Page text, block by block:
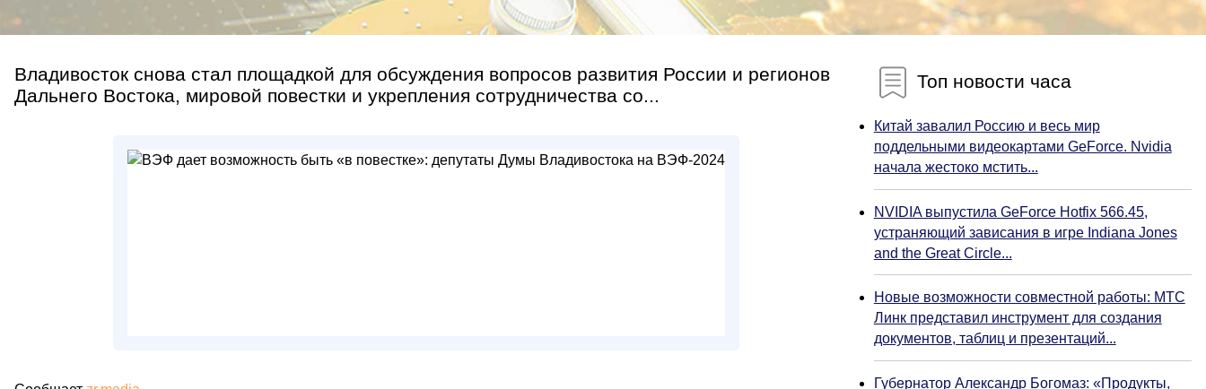
Владивосток снова стал площадкой для обсуждения вопросов развития России и регионов
Дальнего Востока, мировой повестки и укрепления сотрудничества со...
Топ новости часа
Китай завалил Россию и весь мир
поддельными видеокартами GeForce. Nvidia
начала жестоко мстить...
NVIDIA выпустила GeForce Hotfix 566.45,
устраняющий зависания в игре Indiana Jones
and the Great Circle...
Новые возможности совместной работы: МТС
Линк представил инструмент для создания
документов, таблиц и презентаций...
Губернатор Александр Богомаз: «Продукты,